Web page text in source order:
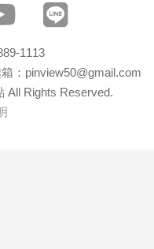
1113
：pinview50@gmail.com
All Rights Reserved.